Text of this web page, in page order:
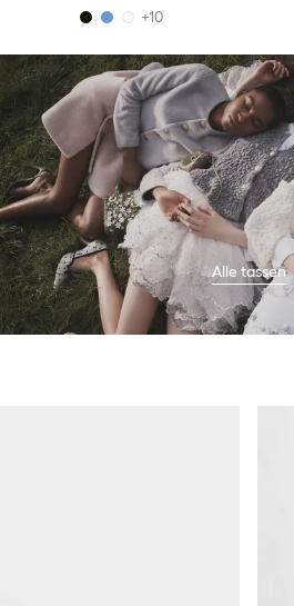
+10
Alle tassen